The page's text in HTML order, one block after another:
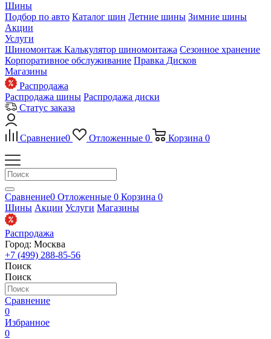
Шины
Подбор по авто Каталог шин Летние шины Зимние шины
Акции
Услуги
Шиномонтаж Калькулятор шиномонтажа Сезонное хранение
Корпоративное обслуживание Правка Дисков
Магазины
Распродажа
Распродажа шины Распродажа диски
Статус заказа
Сравнение0 Отложенные 0 Корзина 0
Сравнение0 Отложенные 0 Корзина 0
Шины Акции Услуги Магазины
Распродажа
Город: Москва
+7 (499) 288-85-56
Поиск
Поиск
Сравнение
0
Избранное
0